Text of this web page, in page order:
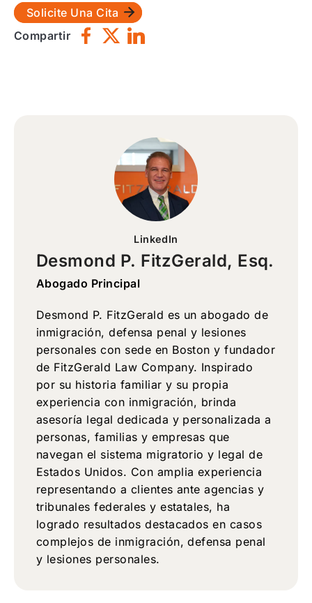
Solicite Una Cita
Compartir
LinkedIn
Desmond P. FitzGerald, Esq.
Abogado Principal
Desmond P. FitzGerald es un abogado de
inmigración, defensa penal y lesiones
personales con sede en Boston y fundador
de FitzGerald Law Company. Inspirado
por su historia familiar y su propia
experiencia con inmigración, brinda
asesoría legal dedicada y personalizada a
personas, familias y empresas que
navegan el sistema migratorio y legal de
Estados Unidos. Con amplia experiencia
representando a clientes ante agencias y
tribunales federales y estatales, ha
logrado resultados destacados en casos
complejos de inmigración, defensa penal
y lesiones personales.